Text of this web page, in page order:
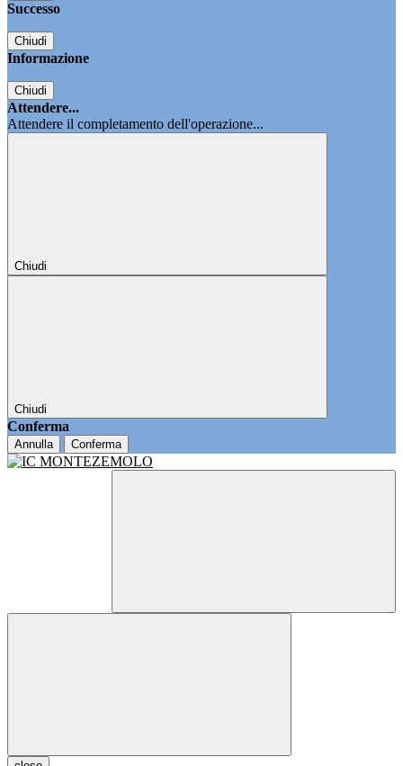
Successo
Chiudi
Informazione
Chiudi
Attendere...
Attendere il completamento dell'operazione...
Chiudi
Chiudi
Conferma
Annulla Conferma